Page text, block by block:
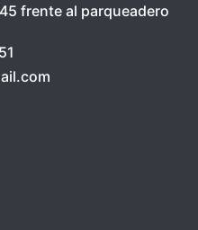
frente al parqueadero